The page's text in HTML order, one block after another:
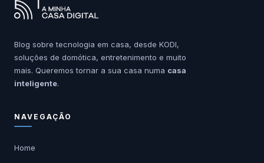
Blog sobre tecnologia em casa, desde KODI,
soluções de domótica, entretenimento e muito
mais. Queremos tornar a sua casa numa casa
inteligente.
NAVEGAÇÃO
Home